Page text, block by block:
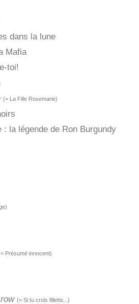
dans la lune
Mafia
toi!
(= La Fille Rosemarie)
: la légende de Ron Burgundy
Présumé innocent)
(= Si tu crois fillette...)